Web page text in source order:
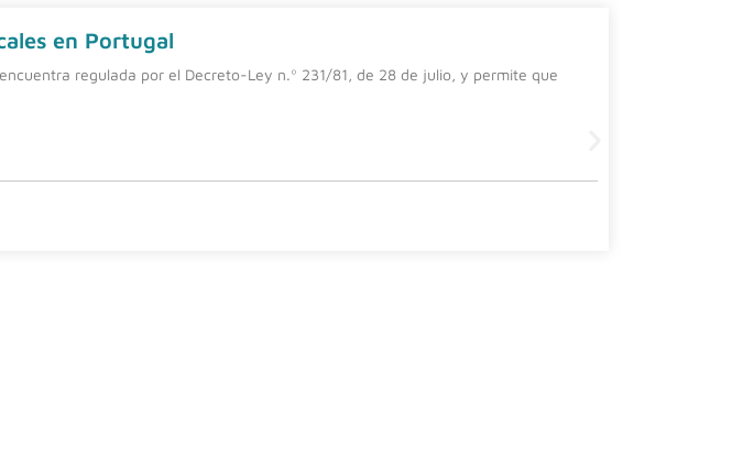
en Portugal
regulada por el Decreto-Ley n.º 231/81, de 28 de julio, y permite que